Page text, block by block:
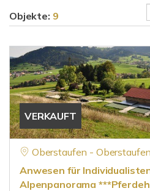
Objekte: 9
VERKAUFT
Oberstaufen - Oberstaufen
Anwesen für
Alpenpanorama